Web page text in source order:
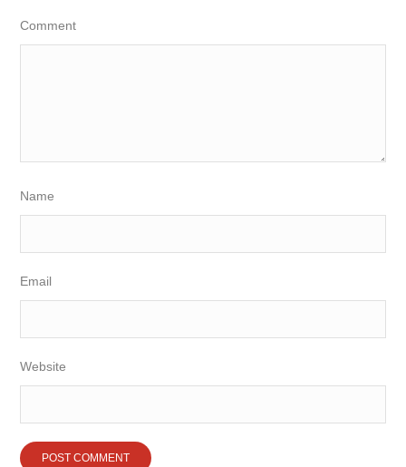
Comment
Name
Email
Website